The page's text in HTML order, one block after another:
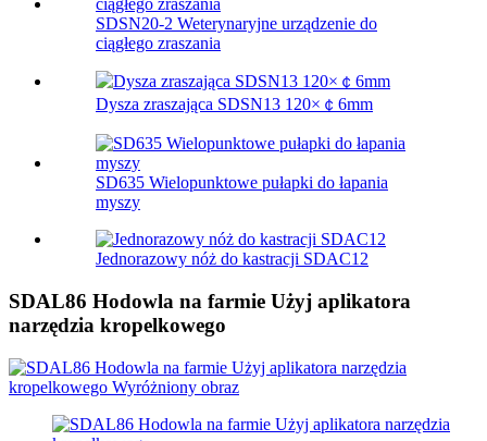
SDSN20-2 Weterynaryjne urządzenie do
ciągłego zraszania
Dysza zraszająca SDSN13 120×￠6mm
SD635 Wielopunktowe pułapki do łapania
myszy
Jednorazowy nóż do kastracji SDAC12
SDAL86 Hodowla na farmie Użyj aplikatora
narzędzia kropelkowego